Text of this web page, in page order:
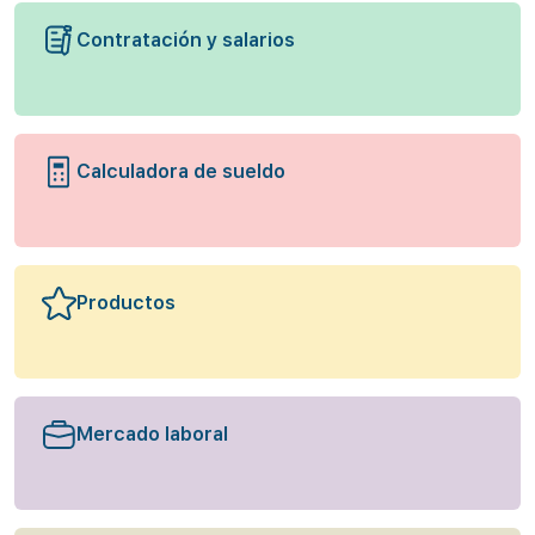
Contratación y salarios
Calculadora de sueldo
Productos
Mercado laboral